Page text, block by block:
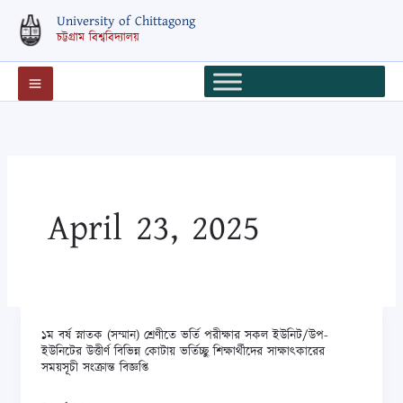
content
University of Chittagong
চট্টগ্রাম বিশ্ববিদ্যালয়
April 23, 2025
১ম বর্ষ স্নাতক (সম্মান) শ্রেণীতে ভর্তি পরীক্ষার সকল ইউনিট/উপ-
ইউনিটের উত্তীর্ণ বিভিন্ন কোটায় ভর্তিচ্ছু শিক্ষার্থীদের সাক্ষাৎকারের
সময়সূচী সংক্রান্ত বিজ্ঞপ্তি
১ম
বর্ষ